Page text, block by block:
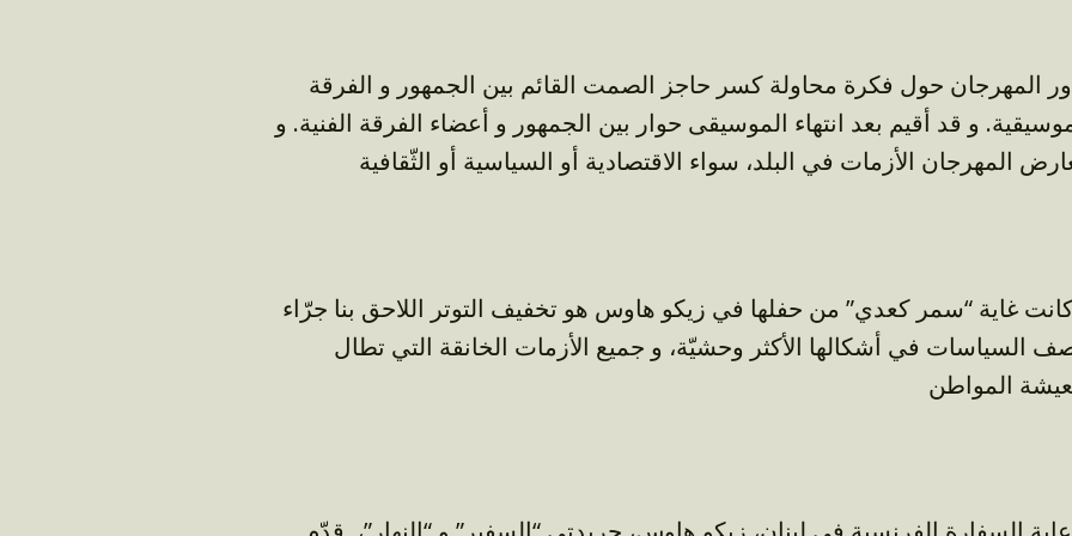
المهرجان حول فكرة محاولة كسر حاجز الصمت القائم بين الجمهور و الفرقة
و قد أقيم بعد انتهاء الموسيقى حوار بين الجمهور و أعضاء الفرقة الفنية. و
غاية “سمر كعدي” من حفلها في زيكو هاوس هو تخفيف التوتر اللاحق بنا جرّاء
السياسات في أشكالها الأكثر وحشيّة، و جميع الأزمات الخانقة التي تطال